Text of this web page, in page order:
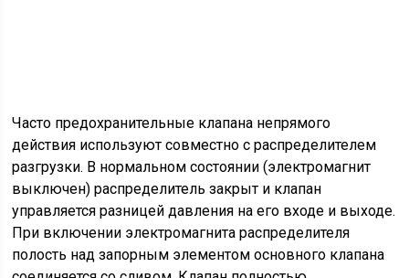
Часто предохранительные клапана непрямого
действия используют совместно с распределителем
разгрузки. В нормальном состоянии (электромагнит
выключен) распределитель закрыт и клапан
управляется разницей давления на его входе и выходе.
При включении электромагнита распределителя
полость над запорным элементом основного клапана